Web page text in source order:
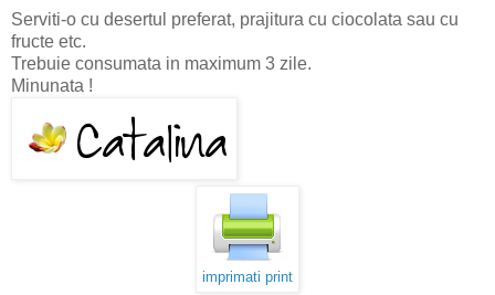
Serviti-o cu desertul preferat, prajitura cu ciocolata sau cu
fructe etc.
Trebuie consumata in maximum 3 zile.
Minunata !
imprimati print